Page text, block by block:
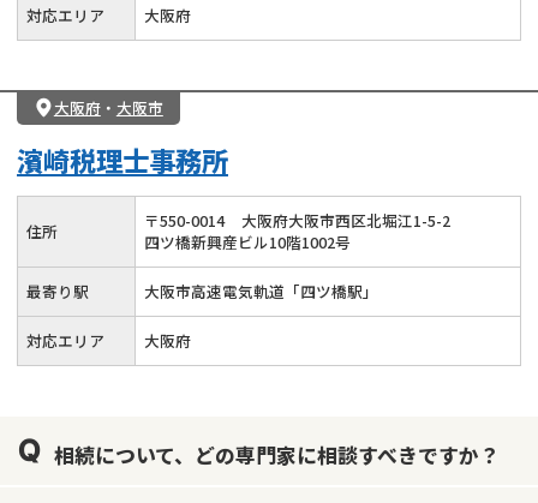
対応エリア 大阪府
大阪府・ 大阪市
濱崎税理士事務所
住所 〒550-0014
大阪府大阪市西区北堀江1-5-2
四ツ橋新興産ビル10階1002号
最寄り駅 大阪市高速電気軌道「四ツ橋駅」
対応エリア 大阪府
相続について、どの専門家に相談すべきですか？